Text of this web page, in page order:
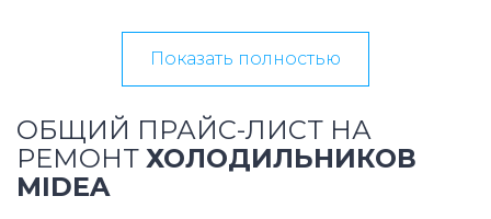
Показать полностью
ОБЩИЙ ПРАЙС-ЛИСТ НА
РЕМОНТ ХОЛОДИЛЬНИКОВ
MIDEA